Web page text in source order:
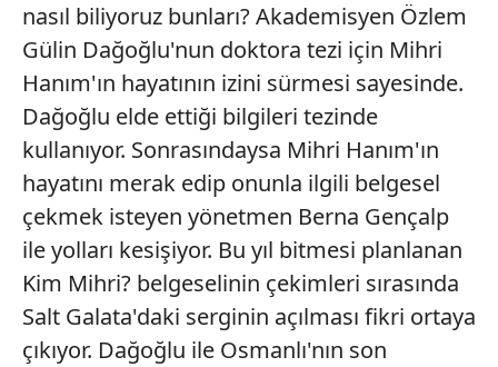
nasıl biliyoruz bunları? Akademisyen Özlem
Gülin Dağoğlu'nun doktora tezi için Mihri
Hanım'ın hayatının izini sürmesi sayesinde.
Dağoğlu elde ettiği bilgileri tezinde
kullanıyor. Sonrasındaysa Mihri Hanım'ın
hayatını merak edip onunla ilgili belgesel
çekmek isteyen yönetmen Berna Gençalp
ile yolları kesişiyor. Bu yıl bitmesi planlanan
Kim Mihri? belgeselinin çekimleri sırasında
Salt Galata'daki serginin açılması fikri ortaya
çıkıyor. Dağoğlu ile Osmanlı'nın son